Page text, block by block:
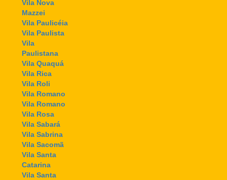
Vila Nova
Mazzei
Vila Paulicéia
Vila Paulista
Vila
Paulistana
Vila Quaquá
Vila Rica
Vila Roli
Vila Romano
Vila Romano
Vila Rosa
Vila Sabará
Vila Sabrina
Vila Sacomã
Vila Santa
Catarina
Vila Santa